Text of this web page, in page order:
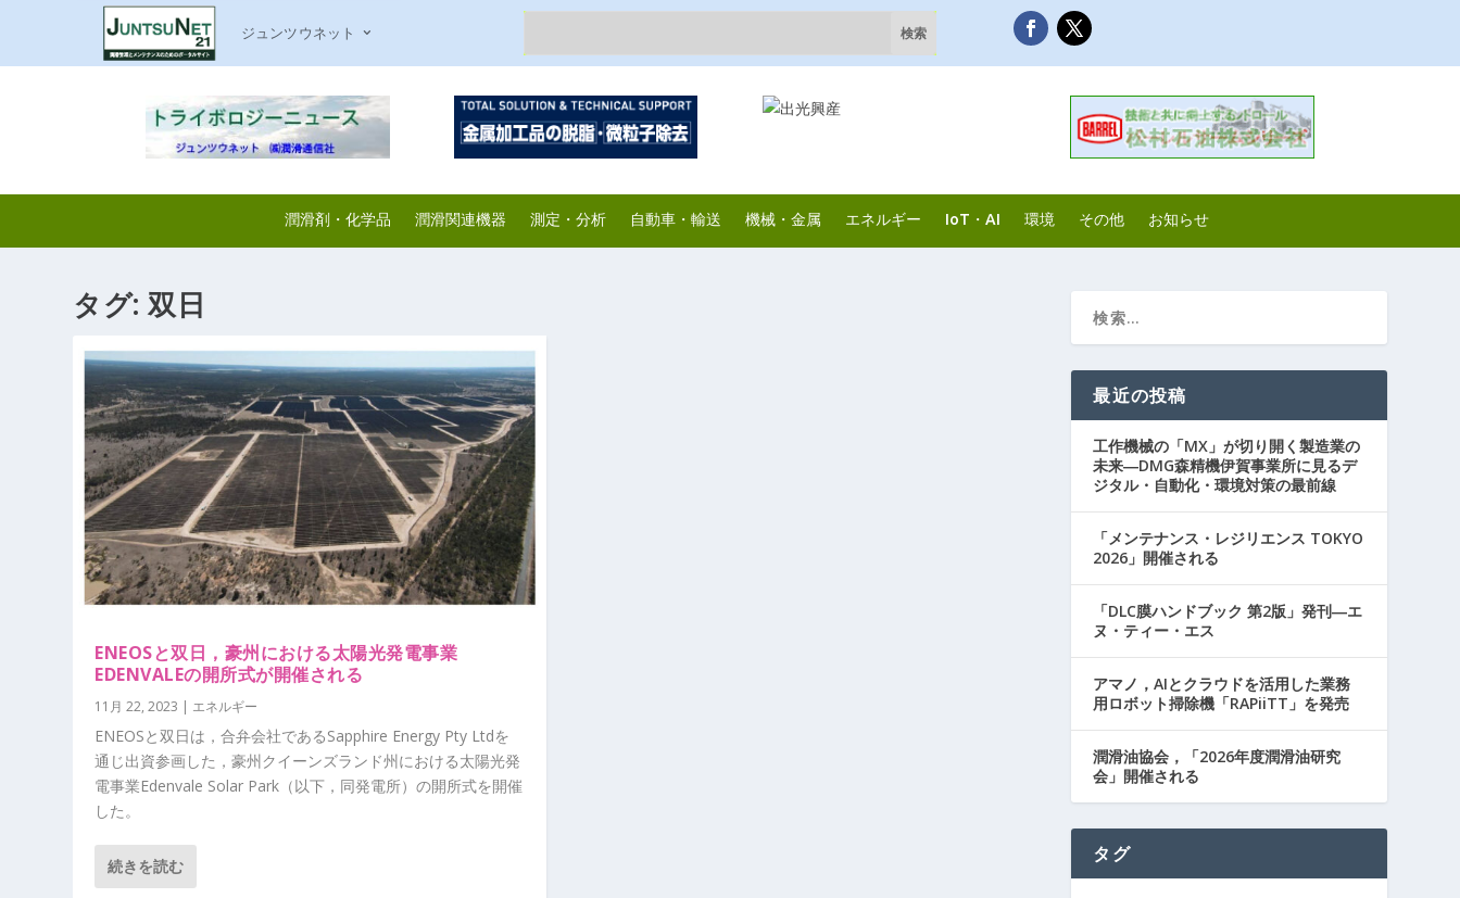
ジュンツウネット
潤滑剤・化学品 潤滑関連機器 測定・分析 自動車・輸送 機械・金属 エネルギー IoT・AI 環境 その他 お知らせ
タグ:双日
ENEOSと双日，豪州における太陽光発電事業
EDENVALEの開所式が開催される
11月 22, 2023 | エネルギー
ENEOSと双日は，合弁会社であるSapphire Energy Pty Ltdを
通じ出資参画した，豪州クイーンズランド州における太陽光発
電事業Edenvale Solar Park（以下，同発電所）の開所式を開催
した。
続きを読む
最近の投稿
工作機械の「MX」が切り開く製造業の
未来―DMG森精機伊賀事業所に見るデ
ジタル・自動化・環境対策の最前線
「メンテナンス・レジリエンス TOKYO
2026」開催される
「DLC膜ハンドブック 第2版」発刊―エ
ヌ・ティー・エス
アマノ，AIとクラウドを活用した業務
用ロボット掃除機「RAPiiTT」を発売
潤滑油協会，「2026年度潤滑油研究
会」開催される
タグ